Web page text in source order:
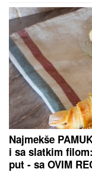
Najmekše
i sa slatkim
put - sa OVIM